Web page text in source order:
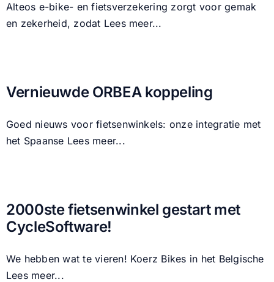
Alteos e-bike- en fietsverzekering zorgt voor gemak
en zekerheid, zodat Lees meer...
Vernieuwde ORBEA koppeling
Goed nieuws voor fietsenwinkels: onze integratie met
het Spaanse Lees meer...
2000ste fietsenwinkel gestart met
CycleSoftware!
We hebben wat te vieren! Koerz Bikes in het Belgische
Lees meer...